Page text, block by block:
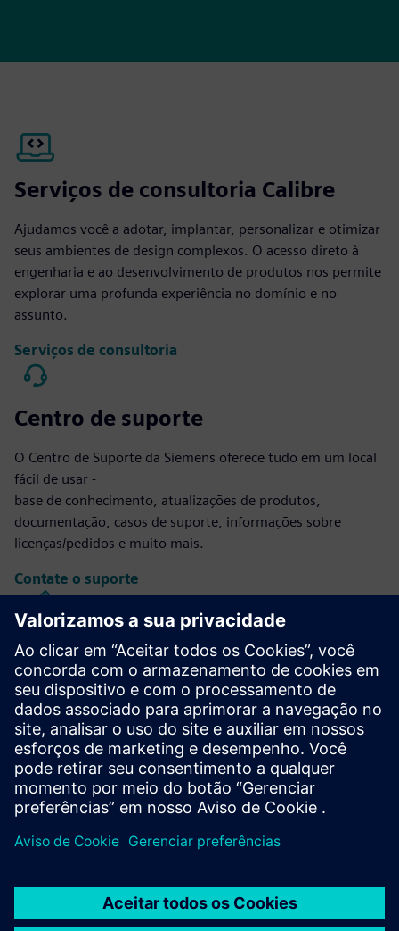
Serviços de consultoria Calibre
Ajudamos você a adotar, implantar, personalizar e otimizar
seus ambientes de design complexos. O acesso direto à
engenharia e ao desenvolvimento de produtos nos permite
explorar uma profunda experiência no domínio e no
assunto.
Serviços de consultoria
Centro de suporte
O Centro de Suporte da Siemens oferece tudo em um local
fácil de usar -
base de conhecimento, atualizações de produtos,
documentação, casos de suporte, informações sobre
licenças/pedidos e muito mais.
Contate o suporte
Projeto e fabricação do Calibre IC
O conjunto de ferramentas Calibre oferece verificação e
otimização de IC precisas, eficientes e abrangentes em
todos os nós de processo e estilos de design, minimizando
o uso de recursos e os cronogramas de eliminação.
Aprenda com especialistas